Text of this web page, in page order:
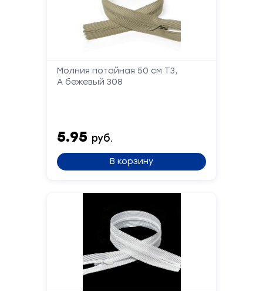
Молния потайная 50 см Т3,
А бежевый 308
5.95 руб.
В корзину
связи
Заполните
форму,